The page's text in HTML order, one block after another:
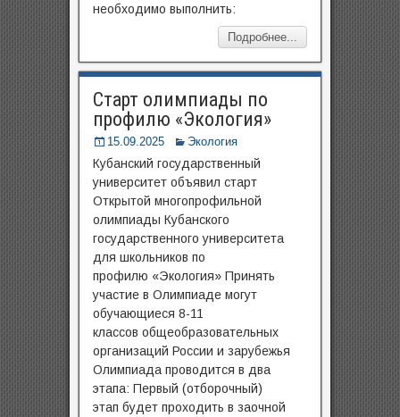
необходимо выполнить:
Подробнее...
Старт олимпиады по
профилю «Экология»
15.09.2025 Экология
Кубанский государственный
университет объявил старт
Открытой многопрофильной
олимпиады Кубанского
государственного университета
для школьников по
профилю «Экология» Принять
участие в Олимпиаде могут
обучающиеся 8-11
классов общеобразовательных
организаций России и зарубежья
Олимпиада проводится в два
этапа: Первый (отборочный)
этап будет проходить в заочной